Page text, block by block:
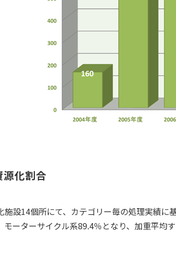
源化割合
施設14個所にて、カテゴリー毎の処理実績
モーターサイクル系89.4％となり、加重平均す